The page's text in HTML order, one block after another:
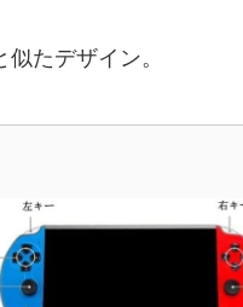
たデザイン。